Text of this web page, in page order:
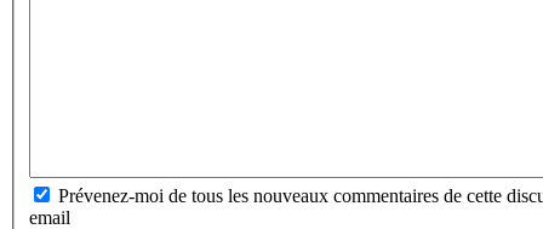
Prévenez-moi de tous les nouveaux commentaires de cette
email